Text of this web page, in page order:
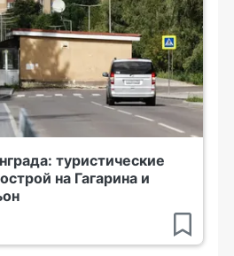
туристические
на Гагарина и